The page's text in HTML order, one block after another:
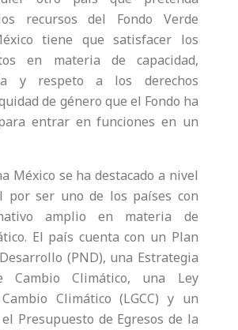
recursos del Fondo Verde
tiene que satisfacer los
en materia de capacidad,
y respeto a los derechos
de género que el Fondo ha
entrar en funciones en un
México se ha destacado a nivel
por ser uno de los países con
amplio en materia de
El país cuenta con un Plan
(PND), una Estrategia
Cambio Climático, una Ley
Climático (LGCC) y un
Presupuesto de Egresos de la